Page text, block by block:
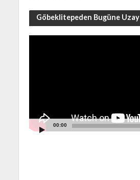
Göbeklitepeden Bugüne Uzay
00:00